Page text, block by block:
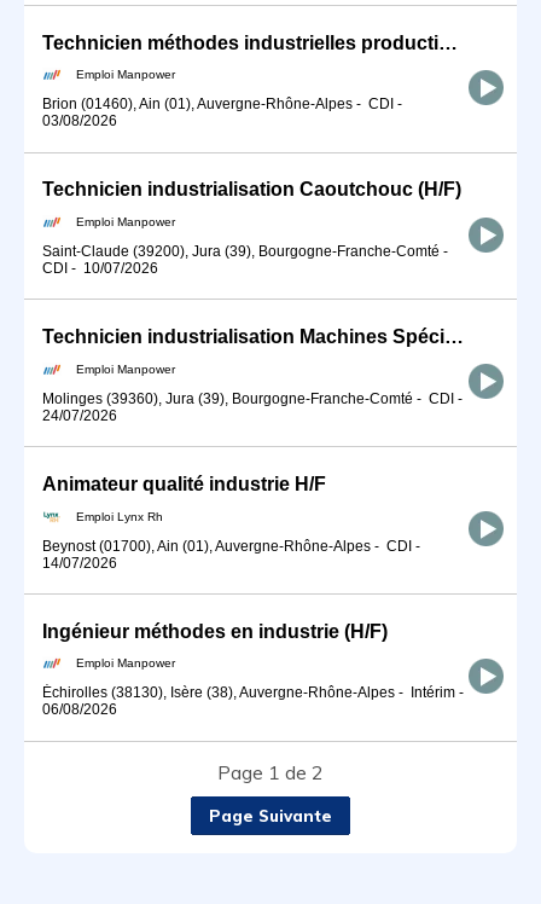
Technicien méthodes industrielles production (H/F)
Emploi Manpower
Brion (01460), Ain (01), Auvergne-Rhône-Alpes - CDI -
03/08/2026
Technicien industrialisation Caoutchouc (H/F)
Emploi Manpower
Saint-Claude (39200), Jura (39), Bourgogne-Franche-Comté -
CDI - 10/07/2026
Technicien industrialisation Machines Spéciales (H/F)
Emploi Manpower
Molinges (39360), Jura (39), Bourgogne-Franche-Comté - CDI -
24/07/2026
Animateur qualité industrie H/F
Emploi Lynx Rh
Beynost (01700), Ain (01), Auvergne-Rhône-Alpes - CDI -
14/07/2026
Ingénieur méthodes en industrie (H/F)
Emploi Manpower
Échirolles (38130), Isère (38), Auvergne-Rhône-Alpes - Intérim -
06/08/2026
Page 1 de 2
Page Suivante